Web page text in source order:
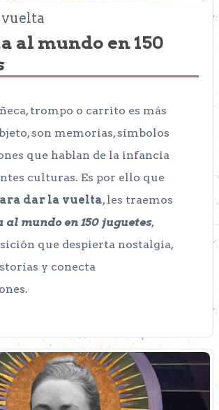
vuelta
al mundo en 150
trompo o carrito es más
son memorias, símbolos
que hablan de la infancia
culturas. Es por ello que
dar la vuelta, les traemos
al mundo en 150 juguetes,
que despierta nostalgia,
y conecta